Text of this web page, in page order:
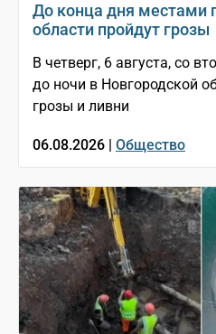
До конца дня местами
области пройдут грозы
В четверг, 6 августа, со
до ночи в Новгородской
грозы и ливни
06.08.2026 | Общество